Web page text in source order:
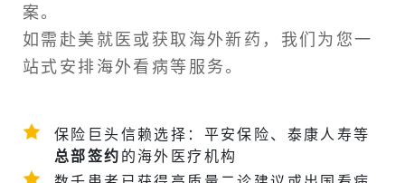
案。
如需 赴美就医或获取海外新药，我们为您一
站式安排海外看病等服务。
保险巨头信赖选择：平安保险、泰康人寿等
总部签约的海外医疗机构